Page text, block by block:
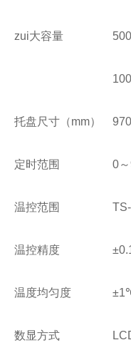
zui大容量
托盘尺寸（mm）
定时范围 0
温控范围
温控精度
温度均匀度
数显方式